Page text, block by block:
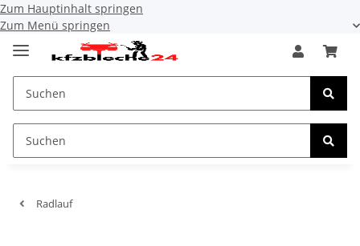
Zum Hauptinhalt springen
Zum Menü springen
Radlauf